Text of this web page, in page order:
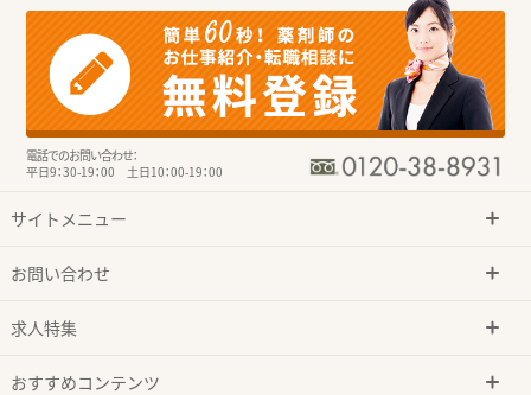
電話でのお問い合わせ：
平日9：30-19：00 土日10：00-19：00
サイトメニュー
お問い合わせ
求人特集
おすすめコンテンツ